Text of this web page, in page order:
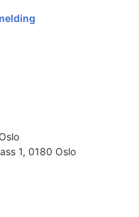
1, 0180 Oslo